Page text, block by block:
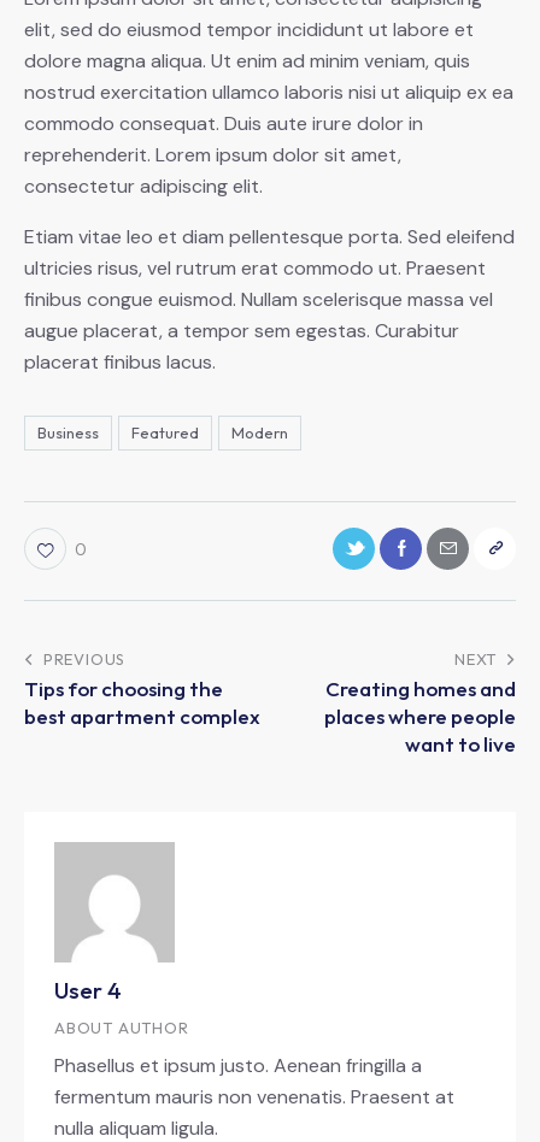
elit, sed do eiusmod tempor incididunt ut labore et
dolore magna aliqua. Ut enim ad minim veniam, quis
nostrud exercitation ullamco laboris nisi ut aliquip ex ea
commodo consequat. Duis aute irure dolor in
reprehenderit. Lorem ipsum dolor sit amet,
consectetur adipiscing elit.
Etiam vitae leo et diam pellentesque porta. Sed eleifend
ultricies risus, vel rutrum erat commodo ut. Praesent
finibus congue euismod. Nullam scelerisque massa vel
augue placerat, a tempor sem egestas. Curabitur
placerat finibus lacus.
Business Featured Modern
0
PREVIOUS
Tips for choosing the
best apartment complex
NEXT
Creating homes and
places where people
want to live
User 4
ABOUT AUTHOR
Phasellus et ipsum justo. Aenean fringilla a
fermentum mauris non venenatis. Praesent at
nulla aliquam ligula.